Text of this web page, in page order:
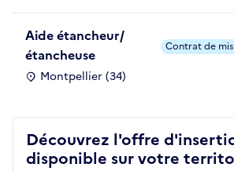
Aide étancheur/
étancheuse
Montpellier (34)
Contrat de
Découvrez l'offre
disponible sur votre